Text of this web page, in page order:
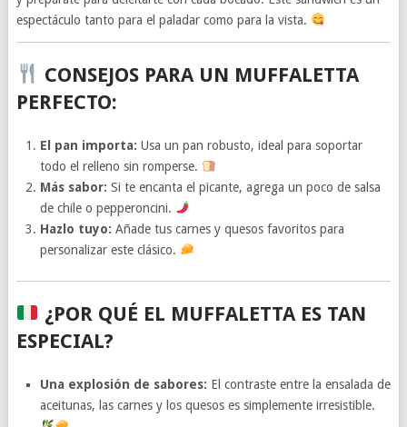
espectáculo tanto para el paladar como para la vista.
CONSEJOS PARA UN MUFFALETTA
PERFECTO:
El pan importa: Usa un pan robusto, ideal para soportar
todo el relleno sin romperse.
Más sabor: Si te encanta el picante, agrega un poco de salsa
de chile o pepperoncini.
Hazlo tuyo: Añade tus carnes y quesos favoritos para
personalizar este clásico.
¿POR QUÉ EL MUFFALETTA ES TAN
ESPECIAL?
Una explosión de sabores: El contraste entre la ensalada de
aceitunas, las carnes y los quesos es simplemente irresistible.